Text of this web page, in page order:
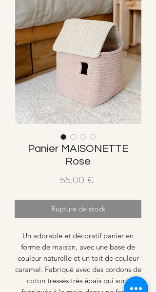
Panier MAISONETTE
Rose
55,00 €
Rupture de stock
Un adorable et décoratif panier en
forme de maison, avec une base de
couleur naturelle et un toit de couleur
caramel. Fabriqué avec des cordons de
coton tressés très épais qui sont